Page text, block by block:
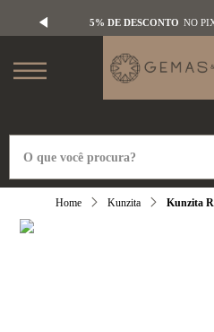
5% DE DESCONTO NO
Kunzita Kunzita